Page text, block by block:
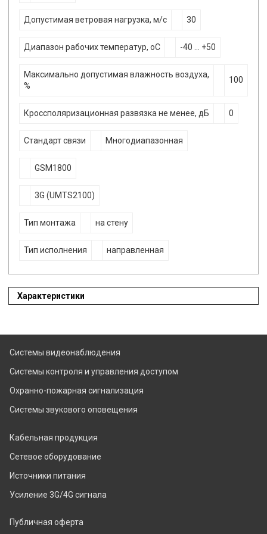
Допустимая ветровая нагрузка, м/с 30
Диапазон рабочих температур, оС -40 … +50
Максимально допустимая влажность воздуха,
%
100
Кроссполяризационная развязка не менее, дБ 0
Стандарт связи Многодиапазонная
GSM1800
3G (UMTS2100)
Тип монтажа на стену
Тип исполнения направленная
Характеристики
Системы видеонаблюдения
Системы контроля и управления доступом
Охранно-пожарная сигнализация
Системы звукового оповещения
Кабельная продукция
Сетевое оборудование
Источники питания
Усиление 3G/4G сигнала
Публичная оферта